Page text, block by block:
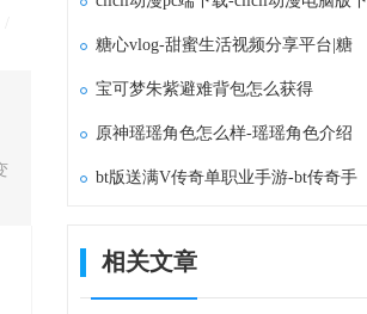
糖心vlog-甜蜜生活视频分享平台|糖
宝可梦朱紫避难背包怎么获得
原神瑶瑶角色怎么样-瑶瑶角色介绍
bt版送满V传奇单职业手游-bt传奇手
相关文章